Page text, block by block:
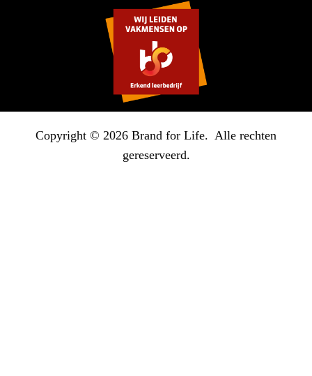
Copyright © 2026 Brand for Life. Alle rechten
gereserveerd.